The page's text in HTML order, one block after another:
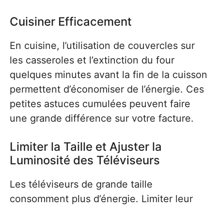
Cuisiner Efficacement
En cuisine, l’utilisation de couvercles sur
les casseroles et l’extinction du four
quelques minutes avant la fin de la cuisson
permettent d’économiser de l’énergie. Ces
petites astuces cumulées peuvent faire
une grande différence sur votre facture.
Limiter la Taille et Ajuster la
Luminosité des Téléviseurs
Les téléviseurs de grande taille
consomment plus d’énergie. Limiter leur